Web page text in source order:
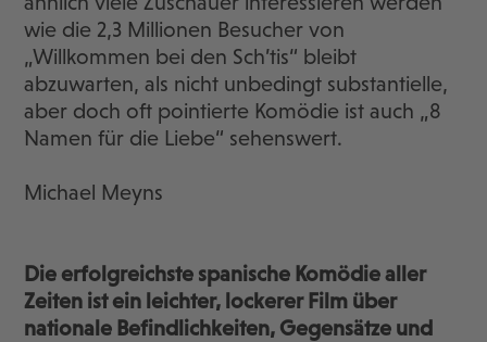
wie die 2,3 Millionen Besucher von
„Willkommen bei den Sch’tis“ bleibt
abzuwarten, als nicht unbedingt substantielle,
aber doch oft pointierte Komödie ist auch „8
Namen für die Liebe“ sehenswert.
Michael Meyns
Die erfolgreichste spanische Komödie aller
Zeiten ist ein leichter, lockerer Film über
nationale Befindlichkeiten, Gegensätze und